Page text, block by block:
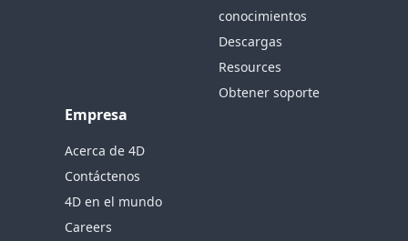
conocimientos
Descargas
Resources
Obtener soporte
Empresa
Acerca de 4D
Contáctenos
4D en el mundo
Careers